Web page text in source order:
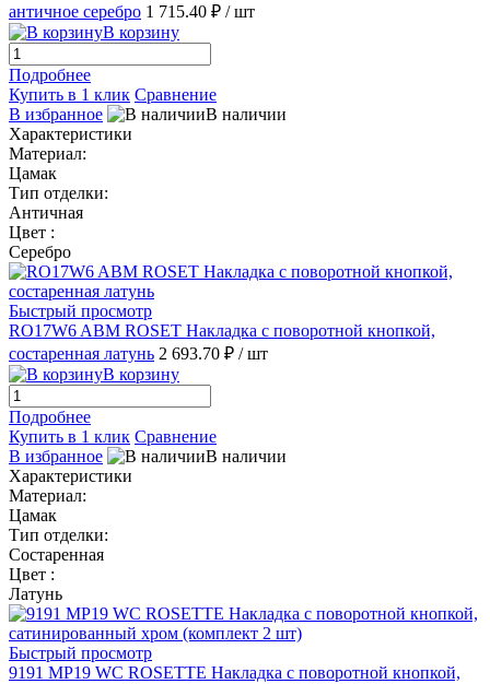
античное серебро 1 715.40 ₽ / шт
В корзину
Подробнее
Купить в 1 клик Сравнение
В избранное
В наличии
Характеристики
Материал:
Цамак
Тип отделки:
Античная
Цвет :
Серебро
Быстрый просмотр
RO17W6 ABM ROSET Накладка с поворотной кнопкой,
состаренная латунь 2 693.70 ₽ / шт
В корзину
Подробнее
Купить в 1 клик Сравнение
В избранное
В наличии
Характеристики
Материал:
Цамак
Тип отделки:
Состаренная
Цвет :
Латунь
Быстрый просмотр
9191 MP19 WC ROSETTE Накладка с поворотной кнопкой,